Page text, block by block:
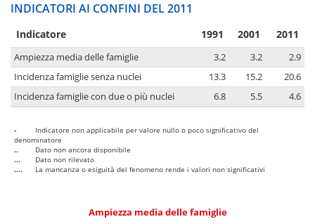
INDICATORI AI CONFINI DEL 2011
Indicatore 1991 2001 2011
Ampiezza media delle famiglie 3.2 3.2
2.9
Incidenza famiglie senza nuclei
13.3 15.2
20.6
Incidenza famiglie con due o più nuclei
6.8 5.5 4.6
-
Indicatore non applicabile per valore nullo o poco significativo del
denominatore
..
Dato non ancora disponibile
...
Dato non rilevato
....
La mancanza o esiguità del fenomeno rende i valori non significativi
Ampiezza media delle famiglie